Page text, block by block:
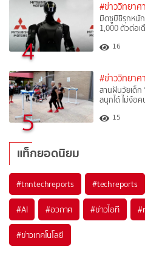
4
#ข่าววิทยาศ
มิตซูบิชิรุกหนั
1,000 ตัวต่อเ
16
5
#ข่าววิทยาศ
สานฝันวัยเด็ก
สนุกได้ ไม่ง้อ
15
แท็กยอดนิยม
#tnntechreports #techreports
#AI #อวกาศ #ข่าวไอที #
#ข่าวเทคโนโลยี